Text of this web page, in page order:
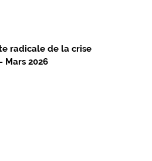
radicale de la crise
Mars 2026